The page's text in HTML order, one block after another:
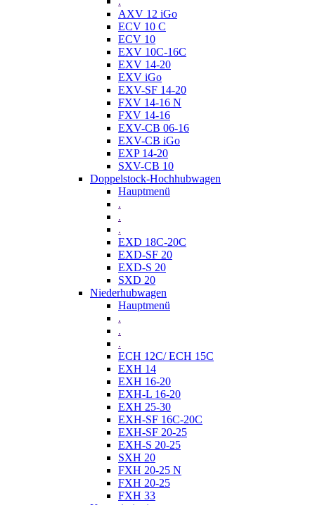
AXV 12 iGo
ECV 10 C
ECV 10
EXV 10C-16C
EXV 14-20
EXV iGo
EXV-SF 14-20
FXV 14-16 N
FXV 14-16
EXV-CB 06-16
EXV-CB iGo
EXP 14-20
SXV-CB 10
Doppelstock-Hochhubwagen
Hauptmenü
.
.
.
EXD 18C-20C
EXD-SF 20
EXD-S 20
SXD 20
Niederhubwagen
Hauptmenü
.
.
.
ECH 12C/ ECH 15C
EXH 14
EXH 16-20
EXH-L 16-20
EXH 25-30
EXH-SF 16C-20C
EXH-SF 20-25
EXH-S 20-25
SXH 20
FXH 20-25 N
FXH 20-25
FXH 33